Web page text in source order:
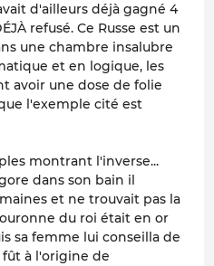
d'ailleurs déjà gagné 4
refusé. Ce Russe est un
une chambre insalubre
et en logique, les
avoir une dose de folie
l'exemple cité est
montrant l'inverse...
dans son bain il
et ne trouvait pas la
du roi était en or
sa femme lui conseilla de
à l'origine de